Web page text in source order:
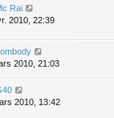
Rai
2010, 22:39
2010, 21:03
2010, 13:42